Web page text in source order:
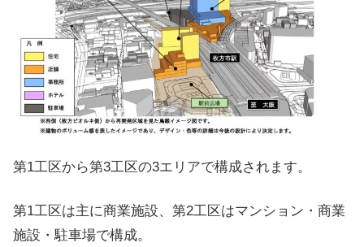
第1工区から第3工区の3エリアで構成されます。
第1工区は主に商業施設、第2工区はマンション・商業
施設・駐車場で構成。